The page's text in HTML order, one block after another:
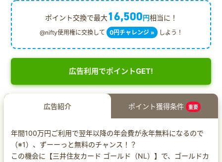
ポイント交換で最大16,500円相当に！
@nifty使用権に交換して 0円チャレンジ » しよう！
広告利用でポイントGET!
広告紹介 ポイント獲得条件 重要
年間100万円ご利用で翌年以降の年会費が永年無料になるので
（※1）、ずーーっと無料のチャンス！？
この機会に【三井住友カード ゴールド（NL）】で、ゴールドカ